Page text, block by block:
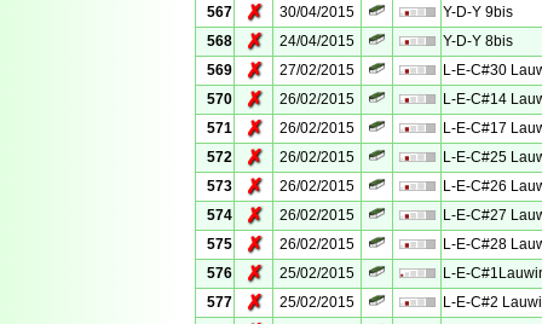
567
✗ 30/04/2015
Y-D-Y 9bis
568
✗ 24/04/2015
Y-D-Y 8bis
569
✗ 27/02/2015
L-E-C#30
570
✗ 26/02/2015
L-E-C#14
571
✗ 26/02/2015
L-E-C#17
572
✗ 26/02/2015
L-E-C#25
573
✗ 26/02/2015
L-E-C#26
574
✗ 26/02/2015
L-E-C#27
575
✗ 26/02/2015
L-E-C#28
576
✗ 25/02/2015
L-E-
577
✗ 25/02/2015
L-E-C#2